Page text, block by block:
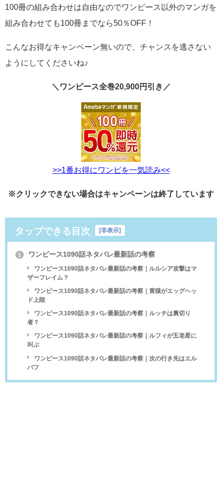
100冊の組み合わせは自由なのでワンピース以外のマンガを
組み合わせても100冊までなら50％OFF！
こんなお得なキャンペーン無いので、チャンスを逃さない
ようにしてくださいね♪
＼ワンピース全巻20,900円引き／
>>1番お得にワンピを一気読み<<
※クリックできない場合はキャンペーンは終了しています
タップできる目次 [非表示]
1 ワンピース1090話ネタバレ最新話の考察
ワンピース1090話ネタバレ最新話の考察｜ルルシア攻撃はマ
ザーフレイム？
ワンピース1090話ネタバレ最新話の考察｜黄猿がエッグヘッ
ド上陸
ワンピース1090話ネタバレ最新話の考察｜ルッチは裏切り
者？
ワンピース1090話ネタバレ最新話の考察｜ルフィが五老星に
叫ぶ
ワンピース1090話ネタバレ最新話の考察｜次の行き先はエル
バフ